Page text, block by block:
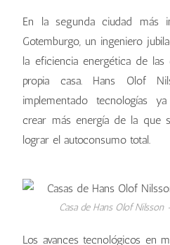
En la segunda ciudad más
Gotemburgo, un ingeniero
la eficiencia energética de las
propia casa. Hans Olof
implementado tecnologías
crear más energía de la que
lograr el autoconsumo total.
Casa de Hans Olof
Los avances tecnológicos en